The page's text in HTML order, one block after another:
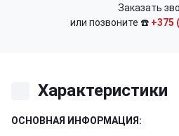
Заказать
или позвоните ☎️ +375
Характеристики
ОСНОВНАЯ ИНФОРМАЦИЯ: